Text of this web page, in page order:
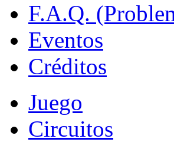
F.A.Q.
Eventos
Créditos
Juego
Circuitos